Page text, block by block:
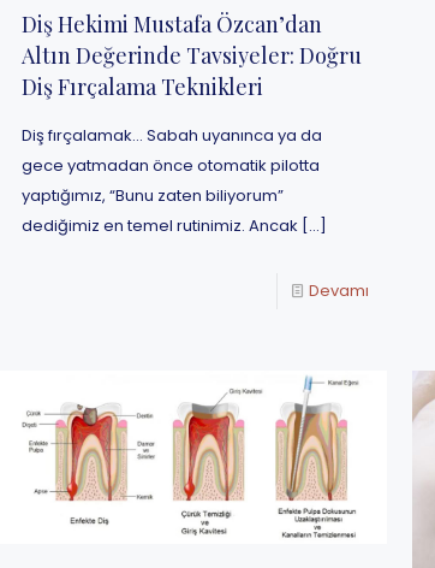
Diş Hekimi Mustafa Özcan’dan
Altın Değerinde Tavsiyeler: Doğru
Diş Fırçalama Teknikleri
Diş fırçalamak… Sabah uyanınca ya da
gece yatmadan önce otomatik pilotta
yaptığımız, “Bunu zaten biliyorum”
dediğimiz en temel rutinimiz. Ancak […]
Devamı